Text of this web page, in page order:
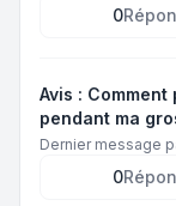
0
Avis :
pendant ma
Dernier message
0